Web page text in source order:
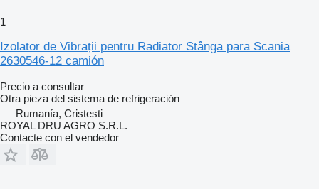
1
Izolator de Vibrații pentru Radiator Stânga para Scania
2630546-12 camión
Precio a consultar
Otra pieza del sistema de refrigeración
Rumanía, Cristesti
ROYAL DRU AGRO S.R.L.
Contacte con el vendedor